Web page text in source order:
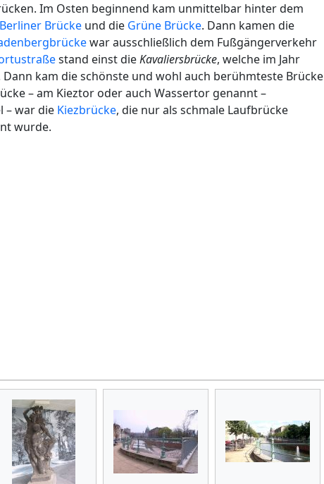
Im Osten beginnend kam unmittelbar hinter dem
Berliner Brücke und die Grüne Brücke. Dann kamen die
war ausschließlich dem Fußgängerverkehr
stand einst dieKavaliersbrücke, welche im Jahr
kam die schönste und wohl auch berühmteste Brücke
– am Kieztor oder auch Wassertor genannt –
– war die Kiezbrücke, die nur als schmale Laufbrücke
wurde.